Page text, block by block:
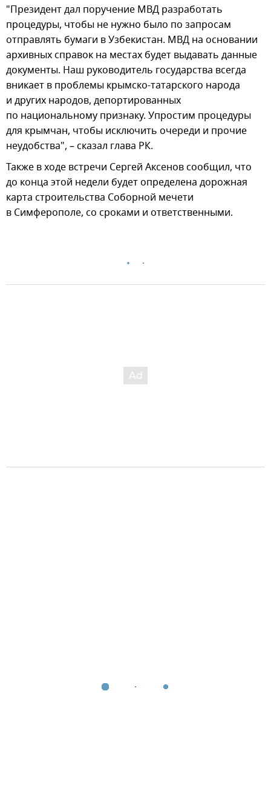
"Президент дал поручение МВД разработать
процедуры, чтобы не нужно было по запросам
отправлять бумаги в Узбекистан. МВД на основании
архивных справок на местах будет выдавать данные
документы. Наш руководитель государства всегда
вникает в проблемы крымско-татарского народа
и других народов, депортированных
по национальному признаку. Упростим процедуры
для крымчан, чтобы исключить очереди и прочие
неудобства", – сказал глава РК.
Также в ходе встречи Сергей Аксенов сообщил, что
до конца этой недели будет определена дорожная
карта строительства Соборной мечети
в Симферополе, со сроками и ответственными.